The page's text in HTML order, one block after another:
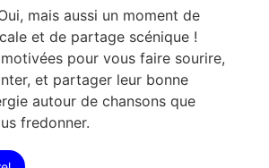
mais aussi un moment de
et de partage scénique !
pour vous faire sourire,
et partager leur bonne
autour de chansons que
fredonner.